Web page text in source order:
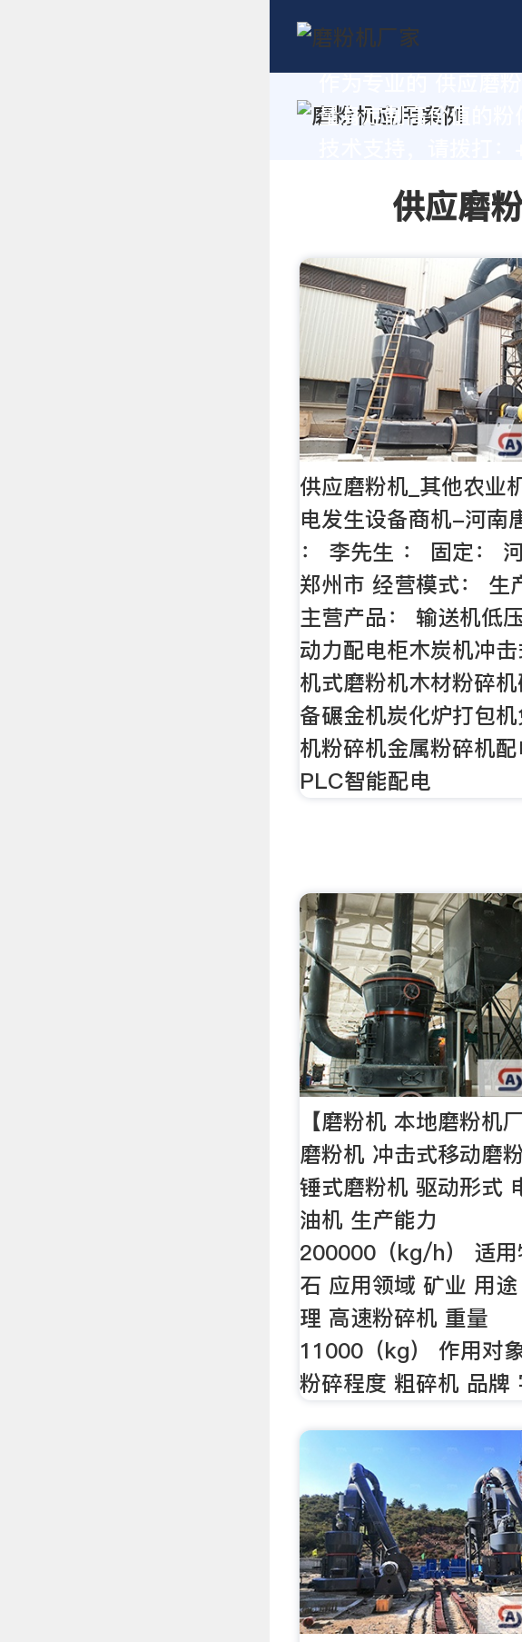
量身定制高价值的粉
供应磨
供应磨粉机_其他农业
电发生设备商机-河南
： 李先生 ： 固定：
郑州市 经营模式： 生
主营产品： 输送机低
动力配电柜木炭机冲
机式磨粉机木材粉碎
备碾金机炭化炉打包
机粉碎机金属粉碎机
PLC智能配电
【磨粉机 本地磨粉机
磨粉机 冲击式移动磨
锤式磨粉机 驱动形式
油机 生产能力
200000（kg/h） 适
石 应用领域 矿业 用
理 高速粉碎机 重量
11000（kg） 作用对
粉碎程度 粗碎机 品